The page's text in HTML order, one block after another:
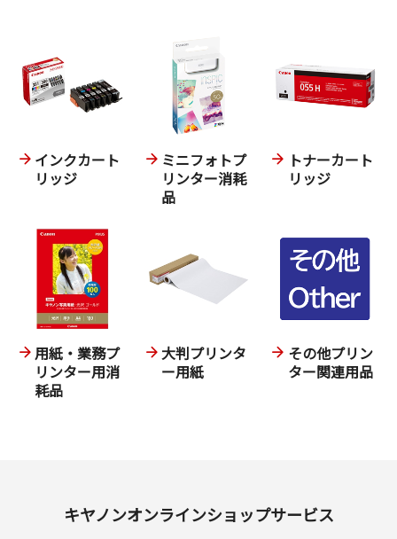
インクカート
リッジ
ミニフォトプ
リンター消耗
品
トナーカート
リッジ
用紙・業務プ
リンター用消
耗品
大判プリンタ
ー用紙
その他プリン
ター関連用品
キヤノンオンラインショップサービス